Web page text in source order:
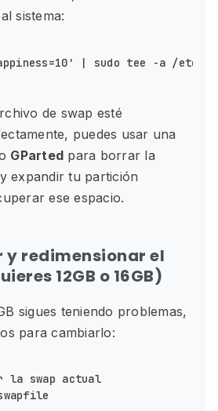
sistema:
de swap esté
puedes usar una
GParted para borrar la
expandir tu partición
ese espacio.
y redimensionar el
12GB o 16GB)
sigues teniendo problemas,
para cambiarlo:
la swap actual